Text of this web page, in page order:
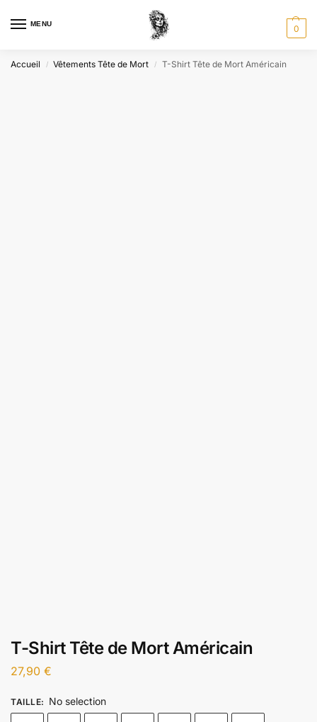
MENU 0
Accueil / Vêtements Tête de Mort / T-Shirt Tête de Mort Américain
T-Shirt Tête de Mort Américain
27,90 €
TAILLE: No selection